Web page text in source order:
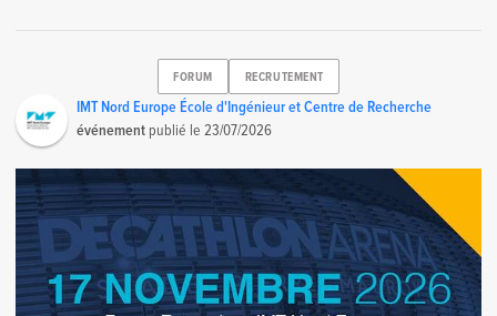
FORUM RECRUTEMENT
IMT Nord Europe École d'Ingénieur et Centre de Recherche
événement publié le23/07/2026